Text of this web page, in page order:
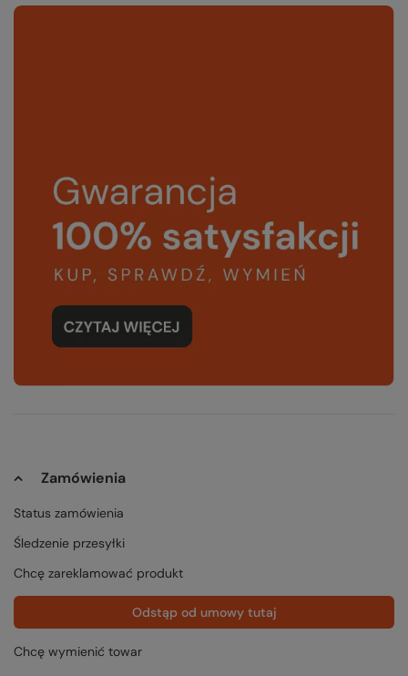
Zamówienia
Status zamówienia
Śledzenie przesyłki
Chcę zareklamować produkt
Odstąp od umowy tutaj
Chcę wymienić towar